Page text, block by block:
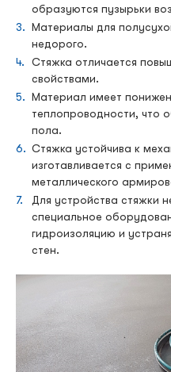
образуются пузырьки
Материалы для
недорого.
Стяжка отличается
свойствами.
Материал имеет
теплопроводности, что
пола.
Стяжка устойчива к
изготавливается с
металлического
Для устройства стяжки
специальное
гидроизоляцию и
стен.